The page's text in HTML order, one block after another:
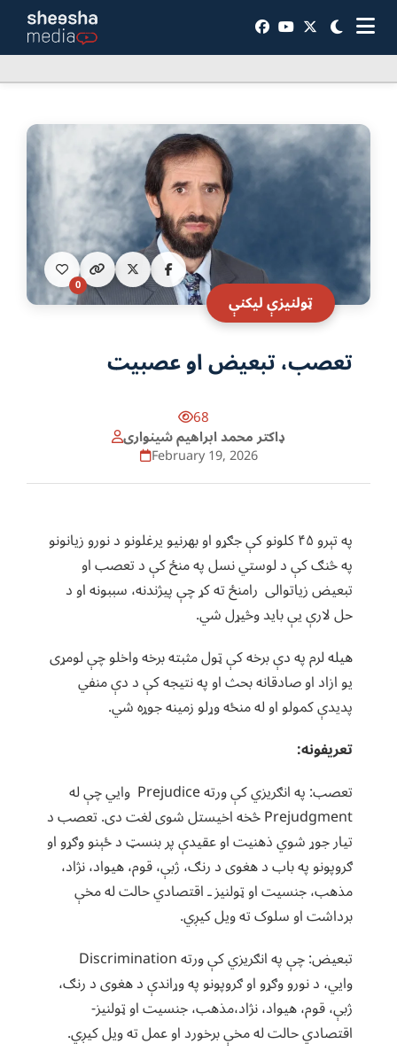
ټولنيزې ليکنې
0
تعصب، تبعیض او عصبیت
68
ډاکتر محمد ابراهيم شينواری
February 19, 2026
په تېرو ۴۵ کلونو کې جګړو او بهرنیو یرغلونو د نورو زیانونو
په څنګ کې د لوستي نسل په منځ کې د تعصب او
تبعیض زیاتوالی رامنځ ته کړ چې پیژندنه، سببونه او د
حل لارې یې باید وڅیړل شي.
هیله لرم په دې برخه کې ټول مثبته برخه واخلو چې لومړی
یو ازاد او صادقانه بحث او په نتیجه کې د دې منفي
پدیدې کمولو او له منځه وړلو زمینه جوړه شي.
تعریفونه:
تعصب: په انګریزي کې ورته Prejudice وایي چې له
Prejudgment څخه اخیستل شوی لغت دی. تعصب د
تیار جوړ شوي ذهنیت او عقیدې پر بنسټ د ځېنو وګړو او
ګروپونو په باب د هغوی د رنګ، ژبې، قوم، هیواد، نژاد،
مذهب، جنسیت او ټولنیز ـ اقتصادي حالت له مخې
برداشت او سلوک ته ویل کیږي.
وایي، د نورو وګړو او ګروپونو په وړاندې د هغوی د رنګ،
ژبې، قوم، هیواد، نژاد،مذهب، جنسیت او ټولنیز-
اقتصادي حالت له مخې برخورد او عمل ته ویل کیږي.